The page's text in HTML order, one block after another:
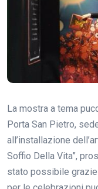
La mostra a tema
Porta San Pietro,
all’installazione
Soffio Della Vita”,
stato possibile